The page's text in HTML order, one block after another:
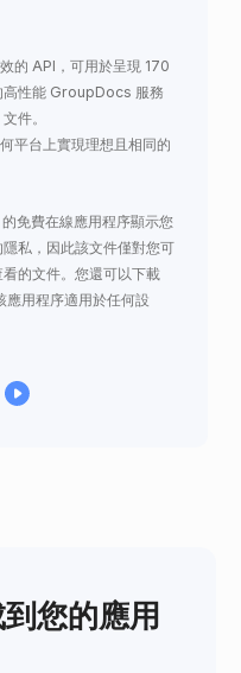
的 API，可用於呈現 170
高性能 GroupDocs 服務
件。
平台上實現理想且相同的
免費在線應用程序顯示您
私，因此該文件僅對您可
的文件。您還可以下載
應用程序適用於任何設
您的應用